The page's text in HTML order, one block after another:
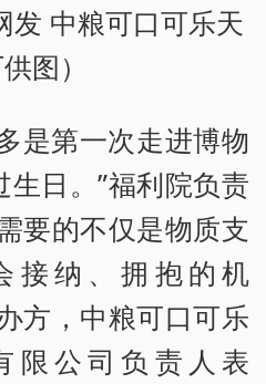
发 中粮可口可乐天
图）
是第一次走进博物
日。”福利院负责
要的不仅是物质支
接纳、拥抱的机
方，中粮可口可乐
限公司负责人表